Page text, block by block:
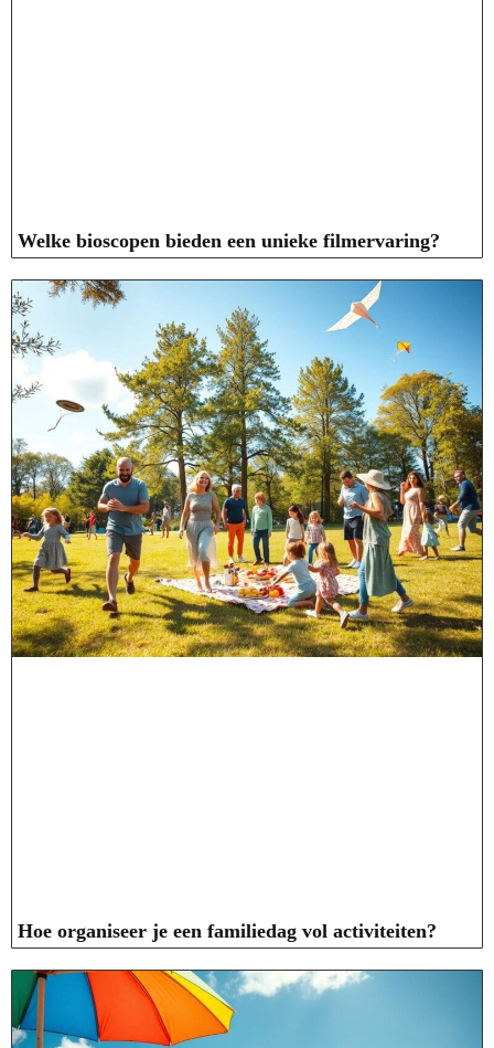
Welke bioscopen bieden een unieke filmervaring?
Hoe organiseer je een familiedag vol activiteiten?